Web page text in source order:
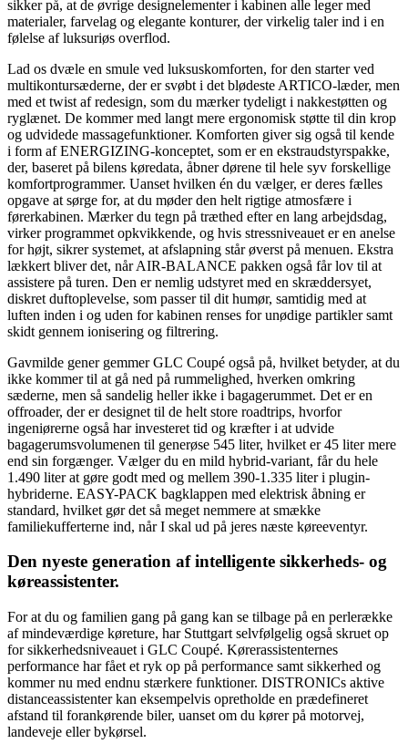
sikker på, at de øvrige designelementer i kabinen alle leger med
materialer, farvelag og elegante konturer, der virkelig taler ind i en
følelse af luksuriøs overflod.
Lad os dvæle en smule ved luksuskomforten, for den starter ved
multikontursæderne, der er svøbt i det blødeste ARTICO-læder, men
med et twist af redesign, som du mærker tydeligt i nakkestøtten og
ryglænet. De kommer med langt mere ergonomisk støtte til din krop
og udvidede massagefunktioner. Komforten giver sig også til kende
i form af ENERGIZING-konceptet, som er en ekstraudstyrspakke,
der, baseret på bilens køredata, åbner dørene til hele syv forskellige
komfortprogrammer. Uanset hvilken én du vælger, er deres fælles
opgave at sørge for, at du møder den helt rigtige atmosfære i
førerkabinen. Mærker du tegn på træthed efter en lang arbejdsdag,
virker programmet opkvikkende, og hvis stressniveauet er en anelse
for højt, sikrer systemet, at afslapning står øverst på menuen. Ekstra
lækkert bliver det, når AIR-BALANCE pakken også får lov til at
assistere på turen. Den er nemlig udstyret med en skræddersyet,
diskret duftoplevelse, som passer til dit humør, samtidig med at
luften inden i og uden for kabinen renses for unødige partikler samt
skidt gennem ionisering og filtrering.
Gavmilde gener gemmer GLC Coupé også på, hvilket betyder, at du
ikke kommer til at gå ned på rummelighed, hverken omkring
sæderne, men så sandelig heller ikke i bagagerummet. Det er en
offroader, der er designet til de helt store roadtrips, hvorfor
ingeniørerne også har investeret tid og kræfter i at udvide
bagagerumsvolumenen til generøse 545 liter, hvilket er 45 liter mere
end sin forgænger. Vælger du en mild hybrid-variant, får du hele
1.490 liter at gøre godt med og mellem 390-1.335 liter i plugin-
hybriderne. EASY-PACK bagklappen med elektrisk åbning er
standard, hvilket gør det så meget nemmere at smække
familiekufferterne ind, når I skal ud på jeres næste køreeventyr.
Den nyeste generation af intelligente sikkerheds- og
køreassistenter.
For at du og familien gang på gang kan se tilbage på en perlerække
af mindeværdige køreture, har Stuttgart selvfølgelig også skruet op
for sikkerhedsniveauet i GLC Coupé. Kørerassistenternes
performance har fået et ryk op på performance samt sikkerhed og
kommer nu med endnu stærkere funktioner. DISTRONICs aktive
distanceassistenter kan eksempelvis opretholde en prædefineret
afstand til forankørende biler, uanset om du kører på motorvej,
landeveje eller bykørsel.